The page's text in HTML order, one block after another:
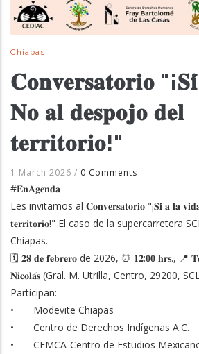
Chiapas
𝐂𝐨𝐧𝐯𝐞𝐫𝐬𝐚𝐭𝐨𝐫𝐢𝐨
𝐍𝐨 𝐚𝐥 𝐝𝐞𝐬𝐩𝐨𝐣𝐨 𝐝𝐞𝐥
𝐭𝐞𝐫𝐫𝐢𝐭𝐨𝐫𝐢𝐨!"
1 March 2026 / 0 Comments
#𝐄𝐧𝐀𝐠𝐞𝐧𝐝𝐚
Les invitamos al 𝐂𝐨𝐧𝐯𝐞𝐫𝐬𝐚𝐭𝐨𝐫𝐢𝐨 "¡𝐒𝐢́ 𝐚 𝐥𝐚
𝐭𝐞𝐫𝐫𝐢𝐭𝐨𝐫𝐢𝐨!" El caso de la supercarretera
Chiapas.
🗓 𝟐𝟖 𝐝𝐞 𝐟𝐞𝐛𝐫𝐞𝐫𝐨 de 2026, ⏰ 𝟏𝟐:𝟎𝟎 𝐡𝐫𝐬., 📍
𝐍𝐢𝐜𝐨𝐥𝐚́𝐬 (Gral. M. Utrilla, Centro, 29200,
Participan:
• Modevite Chiapas
• Centro de Derechos Indígenas A.C.
• CEMCA-Centro de Estudios